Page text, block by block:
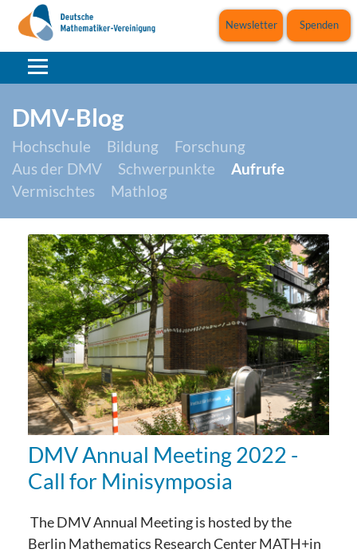
Spenden
Newsletter
DMV-Blog
Hochschule Bildung
Forschung
Aus der DMV
Schwerpunkte
Aufrufe
Vermischtes
Mathlog
DMV Annual Meeting 2022 -
Call for Minisymposia
The DMV Annual Meeting is hosted by the
Berlin Mathematics Research Center MATH+in